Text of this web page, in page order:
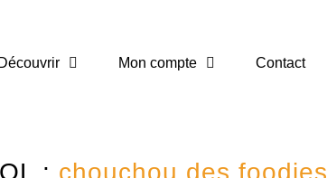
Découvrir Mon compte Contact
: chouchou des foodies